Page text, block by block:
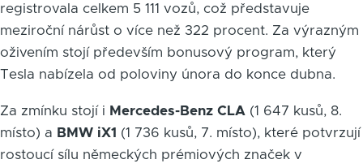
registrovala celkem 5 111 vozů, což představuje
meziroční nárůst o více než 322 procent. Za výrazným
oživením stojí především bonusový program, který
Tesla nabízela od poloviny února do konce dubna.
Za zmínku stojí i Mercedes-Benz CLA (1 647 kusů, 8.
místo) a BMW iX1 (1 736 kusů, 7. místo), které potvrzují
rostoucí sílu německých prémiových značek v